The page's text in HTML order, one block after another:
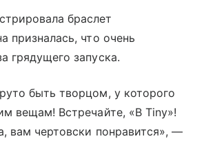
браслет
призналась, что очень
грядущего запуска.
быть творцом, у которого
вещам! Встречайте, «B Tiny»!
вам чертовски понравится», —